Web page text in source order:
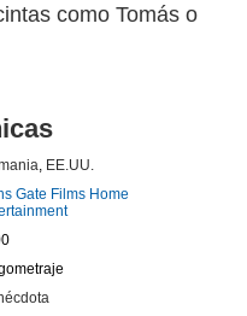
como Tomás o
EE.UU.
Gate Films Home